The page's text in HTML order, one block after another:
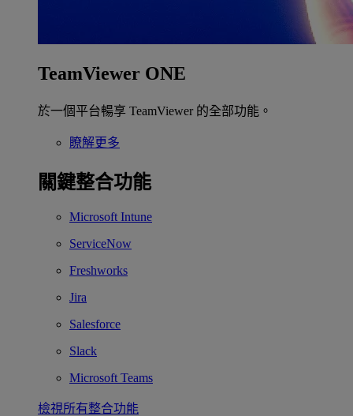
TeamViewer ONE
於一個平台暢享 TeamViewer 的全部功能。
瞭解更多
關鍵整合功能
Microsoft Intune
ServiceNow
Freshworks
Jira
Salesforce
Slack
Microsoft Teams
檢視所有整合功能